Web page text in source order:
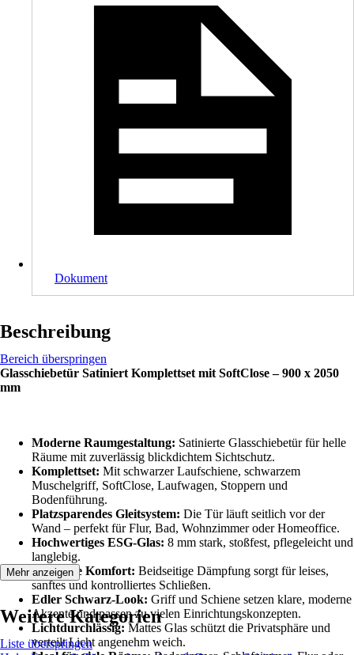
Dokument
Beschreibung
Bereich überspringen
Glasschiebetür Satiniert Komplettset mit SoftClose – 900 x 2050
mm
Moderne Raumgestaltung: Satinierte Glasschiebetür für helle
Räume mit zuverlässig blickdichtem Sichtschutz.
Komplettset: Mit schwarzer Laufschiene, schwarzem
Muschelgriff, SoftClose, Laufwagen, Stoppern und
Bodenführung.
Platzsparendes Gleitsystem: Die Tür läuft seitlich vor der
Wand – perfekt für Flur, Bad, Wohnzimmer oder Homeoffice.
Hochwertiges ESG-Glas: 8 mm stark, stoßfest, pflegeleicht und
langlebig.
SoftClose Komfort: Beidseitige Dämpfung sorgt für leises,
sanftes und kontrolliertes Schließen.
Edler Schwarz-Look: Griff und Schiene setzen klare, moderne
Akzente und passen zu vielen Einrichtungskonzepten.
Lichtdurchlässig: Mattes Glas schützt die Privatsphäre und
verteilt Licht angenehm weich.
Mehr anzeigen
Weitere Kategorien
Liste überspringen